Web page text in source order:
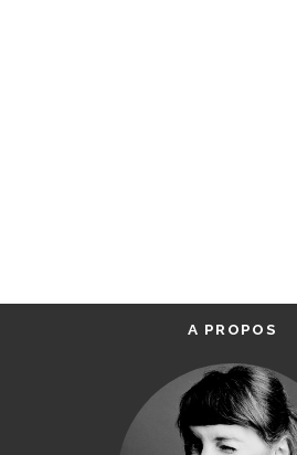
A PROPOS